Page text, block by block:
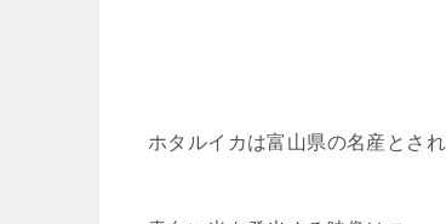
ホタルイカは富山県の名産とさ